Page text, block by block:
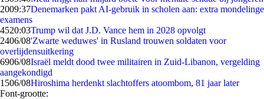
2009:37Denemarken pakt AI-gebruik in scholen aan: extra mondelinge
examens
4520:03Trump wil dat J.D. Vance hem in 2028 opvolgt
2406/08'Zwarte weduwes' in Rusland trouwen soldaten voor
overlijdensuitkering
6906/08Israël meldt dood twee militairen in Zuid-Libanon, vergelding
aangekondigd
1506/08Hiroshima herdenkt slachtoffers atoombom, 81 jaar later
Font-grootte: